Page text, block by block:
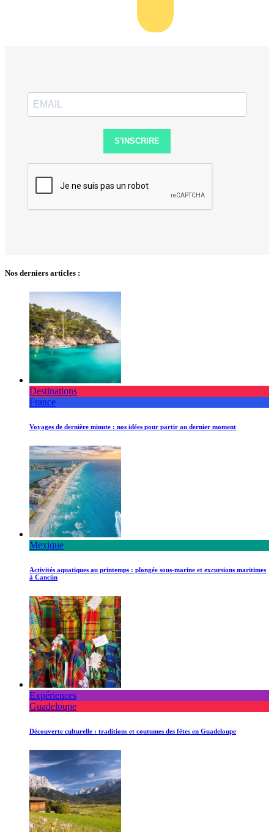
S'INSCRIRE
Nos derniers articles :
Destinations
France
Voyages de dernière minute : nos idées pour partir au dernier moment
Mexique
Activités aquatiques au printemps : plongée sous-marine et excursions maritimes
à Cancún
Expériences
Guadeloupe
Découverte culturelle : traditions et coutumes des fêtes en Guadeloupe